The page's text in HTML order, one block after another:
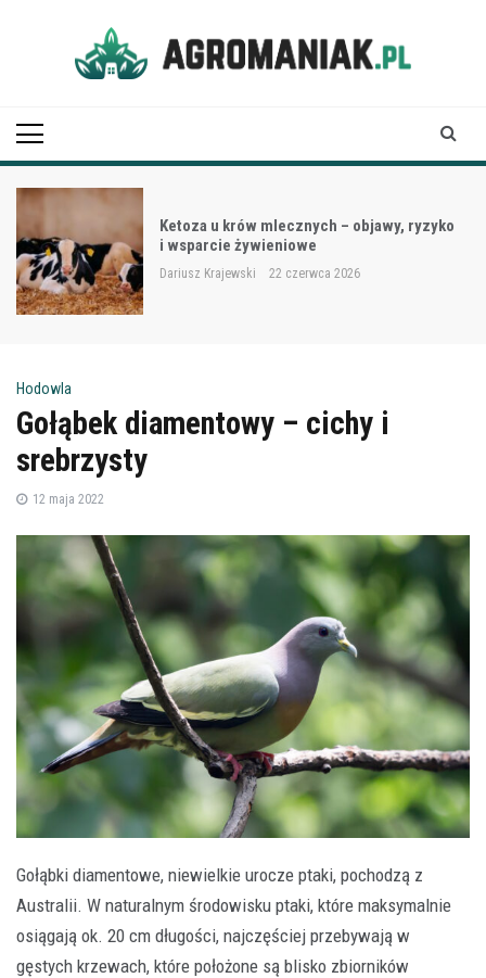
Ketoza u krów mlecznych – objawy, ryzyko
i wsparcie żywieniowe
Dariusz Krajewski 22 czerwca 2026
Hodowla
Gołąbek diamentowy – cichy i
srebrzysty
12 maja 2022
Gołąbki diamentowe, niewielkie urocze ptaki, pochodzą z
Australii. W naturalnym środowisku ptaki, które maksymalnie
osiągają ok. 20 cm długości, najczęściej przebywają w
gęstych krzewach, które położone są blisko zbiorników